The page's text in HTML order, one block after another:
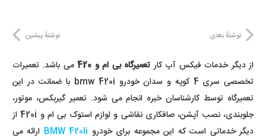
نوشتهٔ پیشین نوشتهٔ بعدی
از دیگر خدمات فیکس آپ کار تعمیرگاه بی ام و 420
می باشد. تعمیرات
تخصصی سری 4 کوپه و سدان خودرو bmw 420i با ضمانت در این
تعمیرگاه توسط کارشناسان خبره انجام می شود. تعمیر گیربکس، موتور،
جلوبندی، نصب آپشن، صافکاری نقاشی و لوازم استوک بی ام و 420i از
دیگر خدماتی است که این مجموعه برای خودرو BMW 420li ارائه می